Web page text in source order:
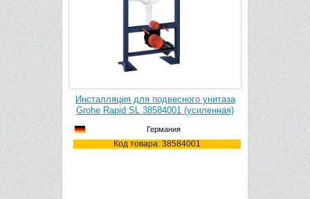
Инсталляция для подвесного унитаза
Grohe Rapid SL 38584001 (усиленная)
Германия
Код товара: 38584001